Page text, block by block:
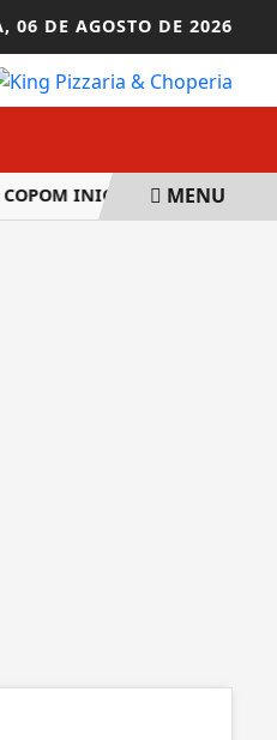
06 DE AGOSTO DE 2026
INICIA NESTA TERÇA
MENU